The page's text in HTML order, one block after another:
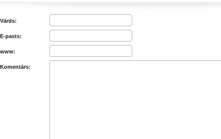
Vārds:
E-pasts:
www:
Komentārs: